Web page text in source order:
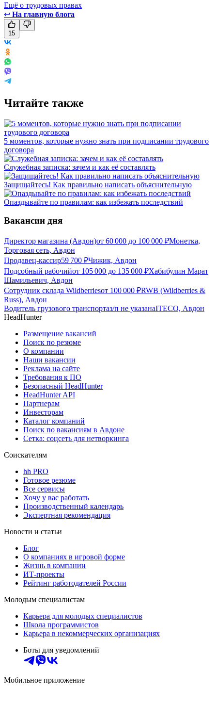
Ещё о трудовых правах
↩ На главную блога
15
Читайте также
5 моментов, которые нужно знать при подписании трудового
договора
Служебная записка: зачем и как её составлять
Защищайтесь! Как правильно написать объяснительную
Опаздывайте по правилам: как избежать последствий
Вакансии дня
Директор магазина (Авдон)от 60 000 до 100 000 ₽Монетка,
Торговая сеть, Авдон
Продавец-кассир59 700 ₽Чижик, Авдон
Подсобный рабочийот 105 000 до 135 000 ₽Хабибулин Марат
Шамильевич, Авдон
Сотрудник склада Wildberriesот 100 000 ₽RWB (Wildberries &
Russ), Авдон
Водитель грузового транспортаз/п не указанаITECO, Авдон
HeadHunter
Размещение вакансий
Поиск по резюме
О компании
Наши вакансии
Реклама на сайте
Требования к ПО
Безопасный HeadHunter
HeadHunter API
Партнерам
Инвесторам
Каталог компаний
Поиск по вакансиям в Авдоне
Сетка: соцсеть для нетворкинга
Соискателям
hh PRO
Готовое резюме
Все сервисы
Хочу у вас работать
Производственный календарь
Экспертная рекомендация
Новости и статьи
Блог
О компаниях в игровой форме
Жизнь в компании
ИТ-проекты
Рейтинг работодателей России
Молодым специалистам
Карьера для молодых специалистов
Школа программистов
Карьера в некоммерческих организациях
Боты для уведомлений
Мобильное приложение